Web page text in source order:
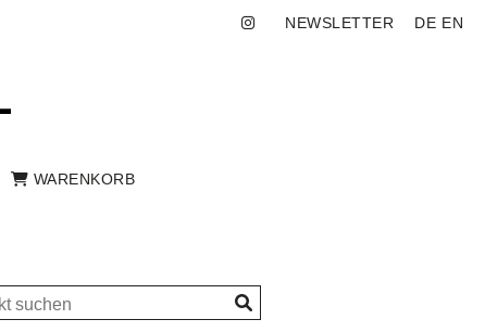
WARENKORB
NEWSLETTER DE EN